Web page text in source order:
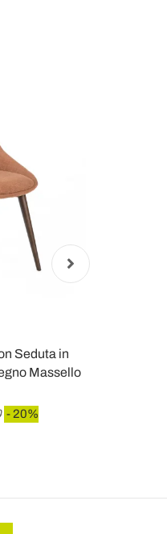
Seduta in
Massello
- 20%